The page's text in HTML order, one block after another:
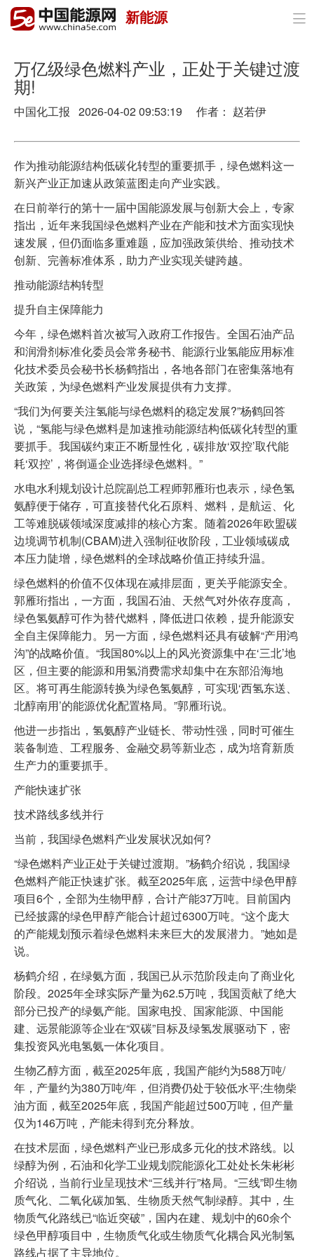
首页
政策与经济
电力
新能源
节能环保
分布式能源
新能源 
万亿级绿色燃料产业，正处于关键过渡
期!
中国化工报 2026-04-02 09:53:19 作者： 赵若伊
作为推动能源结构低碳化转型的重要抓手，绿色燃料这一
新兴产业正加速从政策蓝图走向产业实践。
在日前举行的第十一届中国能源发展与创新大会上，专家
指出，近年来我国绿色燃料产业在产能和技术方面实现快
速发展，但仍面临多重难题，应加强政策供给、推动技术
创新、完善标准体系，助力产业实现关键跨越。
推动能源结构转型
提升自主保障能力
今年，绿色燃料首次被写入政府工作报告。全国石油产品
和润滑剂标准化委员会常务秘书、能源行业氢能应用标准
化技术委员会秘书长杨鹤指出，各地各部门在密集落地有
关政策，为绿色燃料产业发展提供有力支撑。
“我们为何要关注氢能与绿色燃料的稳定发展?”杨鹤回答
说，“氢能与绿色燃料是加速推动能源结构低碳化转型的重
要抓手。我国碳约束正不断显性化，碳排放‘双控’取代能
耗‘双控’，将倒逼企业选择绿色燃料。”
水电水利规划设计总院副总工程师郭雁珩也表示，绿色氢
氨醇便于储存，可直接替代化石原料、燃料，是航运、化
工等难脱碳领域深度减排的核心方案。随着2026年欧盟碳
边境调节机制(CBAM)进入强制征收阶段，工业领域碳成
本压力陡增，绿色燃料的全球战略价值正持续升温。
绿色燃料的价值不仅体现在减排层面，更关乎能源安全。
郭雁珩指出，一方面，我国石油、天然气对外依存度高，
绿色氢氨醇可作为替代燃料，降低进口依赖，提升能源安
全自主保障能力。另一方面，绿色燃料还具有破解“产用鸿
沟”的战略价值。“我国80%以上的风光资源集中在‘三北’地
区，但主要的能源和用氢消费需求却集中在东部沿海地
区。将可再生能源转换为绿色氢氨醇，可实现‘西氢东送、
北醇南用’的能源优化配置格局。”郭雁珩说。
他进一步指出，氢氨醇产业链长、带动性强，同时可催生
装备制造、工程服务、金融交易等新业态，成为培育新质
生产力的重要抓手。
产能快速扩张
技术路线多线并行
当前，我国绿色燃料产业发展状况如何?
“绿色燃料产业正处于关键过渡期。”杨鹤介绍说，我国绿
色燃料产能正快速扩张。截至2025年底，运营中绿色甲醇
项目6个，全部为生物甲醇，合计产能37万吨。目前国内
已经披露的绿色甲醇产能合计超过6300万吨。“这个庞大
的产能规划预示着绿色燃料未来巨大的发展潜力。”她如是
说。
杨鹤介绍，在绿氨方面，我国已从示范阶段走向了商业化
阶段。2025年全球实际产量为62.5万吨，我国贡献了绝大
部分已投产的绿氨产能。国家电投、国家能源、中国能
建、远景能源等企业在“双碳”目标及绿氢发展驱动下，密
集投资风光电氢氨一体化项目。
生物乙醇方面，截至2025年底，我国产能约为588万吨/
年，产量约为380万吨/年，但消费仍处于较低水平;生物柴
油方面，截至2025年底，我国产能超过500万吨，但产量
仅为146万吨，产能未得到充分释放。
在技术层面，绿色燃料产业已形成多元化的技术路线。以
绿醇为例，石油和化学工业规划院能源化工处处长朱彬彬
介绍说，当前行业呈现技术“三线并行”格局。“三线”即生物
质气化、二氧化碳加氢、生物质天然气制绿醇。其中，生
物质气化路线已“临近突破”，国内在建、规划中的60余个
绿色甲醇项目中，生物质气化或生物质气化耦合风光制氢
路线占据了主导地位。